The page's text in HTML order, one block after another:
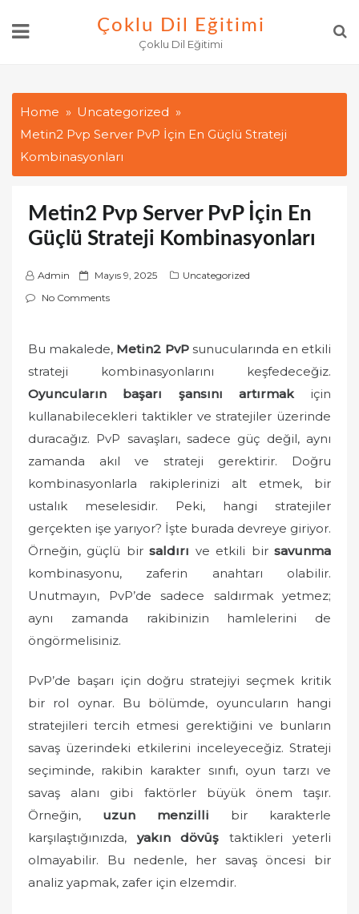
Çoklu Dil Eğitimi
Çoklu Dil Eğitimi
Home
Uncategorized
Metin2 Pvp Server PvP İçin En Güçlü Strateji
Kombinasyonları
Metin2 Pvp Server PvP İçin En
Güçlü Strateji Kombinasyonları
Admin
P
o
e
o
Mayıs 9, 2025
Uncategorized
No Comments
Bu makalede, Metin2 PvPsunucularında en etkili
strateji kombinasyonlarını keşfedeceğiz.
Oyuncuların başarı şansını artırmakiçin
kullanabilecekleri taktikler ve stratejiler üzerinde
duracağız. PvP savaşları, sadece güç değil, aynı
zamanda akıl ve strateji gerektirir. Doğru
kombinasyonlarla rakiplerinizi alt etmek, bir
ustalık meselesidir. Peki, hangi stratejiler
gerçekten işe yarıyor? İşte burada devreye giriyor.
Örneğin, güçlü birsaldırı ve etkili birsavunma
kombinasyonu, zaferin anahtarı olabilir.
Unutmayın, PvP’de sadece saldırmak yetmez;
aynı zamanda rakibinizin hamlelerini de
öngörmelisiniz.
PvP’de başarı için doğru stratejiyi seçmek kritik
bir rol oynar. Bu bölümde, oyuncuların hangi
stratejileri tercih etmesi gerektiğini ve bunların
savaş üzerindeki etkilerini inceleyeceğiz. Strateji
seçiminde, rakibin karakter sınıfı, oyun tarzı ve
savaş alanı gibi faktörler büyük önem taşır.
Örneğin, uzun menzilli bir karakterle
karşılaştığınızda, yakın dövüş taktikleri yeterli
olmayabilir. Bu nedenle, her savaş öncesi bir
analiz yapmak, zafer için elzemdir.